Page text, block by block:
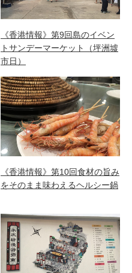
《香港情報》第9回島のイベン
トサンデーマーケット（坪洲墟
市日）
《香港情報》第10回食材の旨み
をそのまま味わえるヘルシー鍋